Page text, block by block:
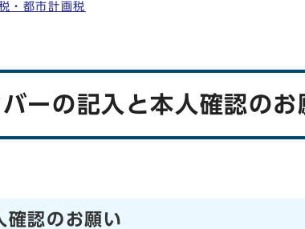
・都市計画税
ーの記入と本人確認のお
確認のお願い